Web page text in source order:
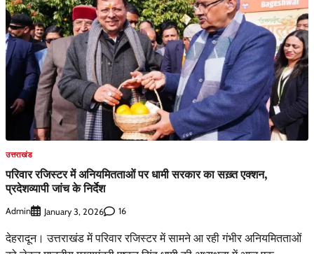
उत्तराखंड
परिवार रजिस्टर में अनियमितताओं पर धामी सरकार का सख़्त एक्शन,
प्रदेशव्यापी जांच के निर्देश
Admin January 3, 2026 16
देहरादून। उत्तराखंड में परिवार रजिस्टर में सामने आ रही गंभीर अनियमितताओं